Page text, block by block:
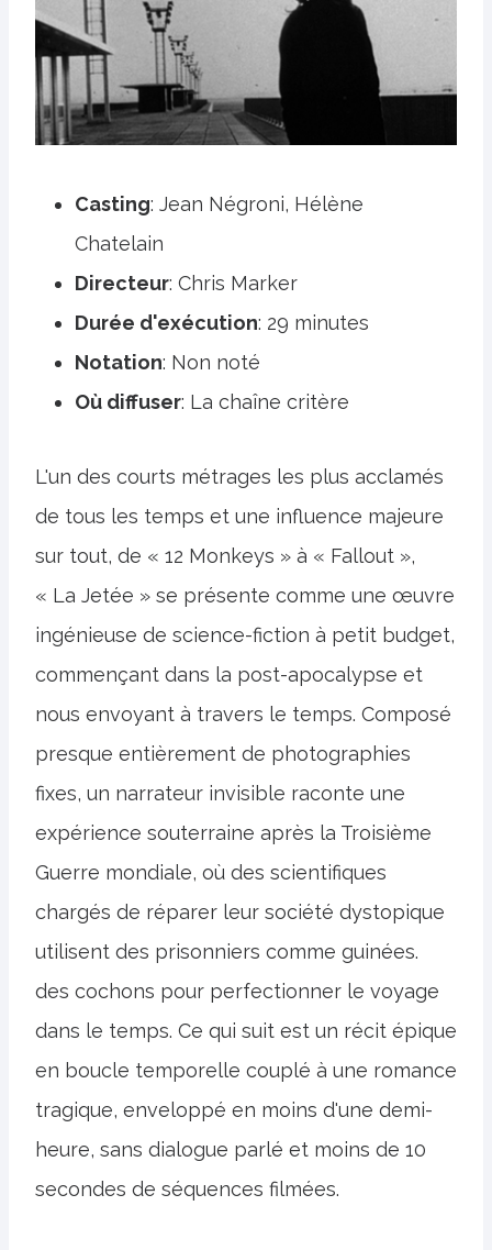
Casting: Jean Négroni, Hélène
Chatelain
Directeur: Chris Marker
Durée d'exécution: 29 minutes
Notation: Non noté
Où diffuser: La chaîne critère
L'un des courts métrages les plus acclamés
de tous les temps et une influence majeure
sur tout, de « 12 Monkeys » à « Fallout »,
« La Jetée » se présente comme une œuvre
ingénieuse de science-fiction à petit budget,
commençant dans la post-apocalypse et
nous envoyant à travers le temps. Composé
presque entièrement de photographies
fixes, un narrateur invisible raconte une
expérience souterraine après la Troisième
Guerre mondiale, où des scientifiques
chargés de réparer leur société dystopique
utilisent des prisonniers comme guinées.
des cochons pour perfectionner le voyage
dans le temps. Ce qui suit est un récit épique
en boucle temporelle couplé à une romance
tragique, enveloppé en moins d'une demi-
heure, sans dialogue parlé et moins de 10
secondes de séquences filmées.